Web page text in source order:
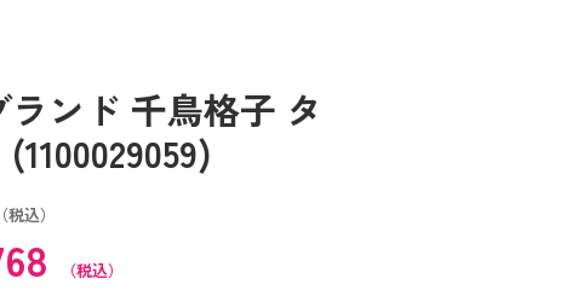
ンド 千鳥格子 タ
（税込）
（税込）